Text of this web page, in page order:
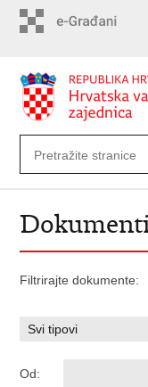
Filtrirajte dokumente:
Od: